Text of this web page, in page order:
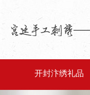
开封汴绣礼品